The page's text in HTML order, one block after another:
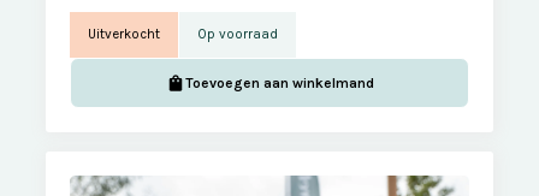
Uitverkocht Op voorraad
Toevoegen aan winkelmand